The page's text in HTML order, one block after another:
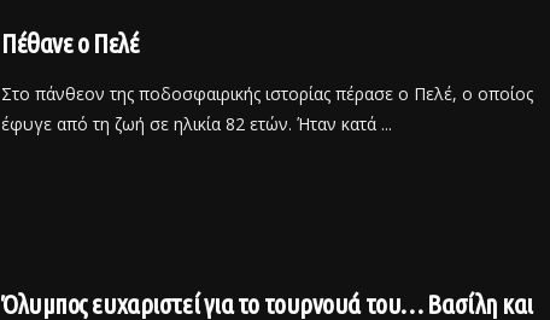
Πέθανε ο Πελέ
Στο πάνθεον της ποδοσφαιρικής ιστορίας πέρασε ο Πελέ, ο οποίος
έφυγε από τη ζωή σε ηλικία 82 ετών. Ήταν κατά ...
Όλυμπος ευχαριστεί για το τουρνουά του… Βασίλη και